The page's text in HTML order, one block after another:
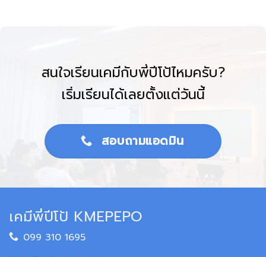
สนใจเรียนเคมีกับพี่ปีโป้ไหมครับ?
เริ่มเรียนได้เลยตั้งแต่วันนี้
สอบถามแอดมิน
เคมีพี่ปีโป้ KMEPEPO
099 310 1695